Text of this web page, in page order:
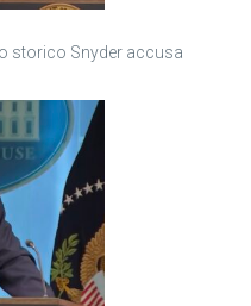
storico Snyder accusa